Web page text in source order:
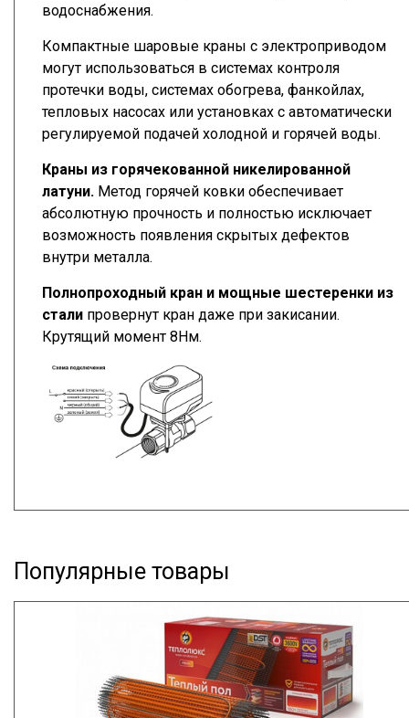
водоснабжения.
Компактные шаровые краны с электроприводом
могут использоваться в системах контроля
протечки воды, системах обогрева, фанкойлах,
тепловых насосах или установках с автоматически
регулируемой подачей холодной и горячей воды.
Краны из горячекованной никелированной
латуни. Метод горячей ковки обеспечивает
абсолютную прочность и полностью исключает
возможность появления скрытых дефектов
внутри металла.
Полнопроходный кран и мощные шестеренки из
стали провернут кран даже при закисании.
Крутящий момент 8Нм.
Популярные товары